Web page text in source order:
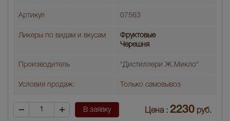
Артикул 07563
Ликеры по видам и вкусам
Фруктовые
Черешня
Производитель "Дистиллери Ж.Микло"
Условия продаж: Только самовывоз
В заявку Цена : 2230 руб.